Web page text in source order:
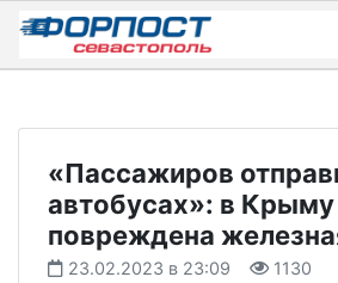
Skip
content
«Пассажиров
автобусах»: в Крыму
повреждена
23.02.2023 в 23:09 1130